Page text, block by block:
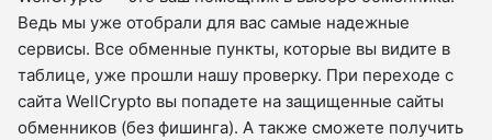
Ведь мы уже отобрали для вас самые надежные
сервисы. Все обменные пункты, которые вы видите в
таблице, уже прошли нашу проверку. При переходе с
сайта WellCrypto вы попадете на защищенные сайты
обменников (без фишинга). А также сможете получить